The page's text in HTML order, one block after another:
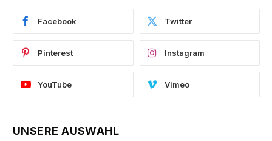
Facebook Twitter
Pinterest Instagram
YouTube Vimeo
UNSERE AUSWAHL